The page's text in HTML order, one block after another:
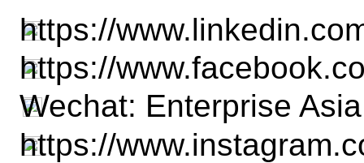
https://
https://
Wechat: Enterprise
https://